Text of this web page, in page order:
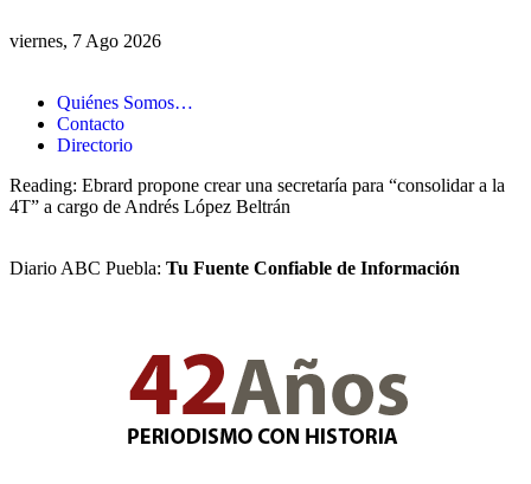
viernes, 7 Ago 2026
Quiénes Somos…
Contacto
Directorio
Reading: Ebrard propone crear una secretaría para “consolidar a la
4T” a cargo de Andrés López Beltrán
Diario ABC Puebla: Tu Fuente Confiable de Información